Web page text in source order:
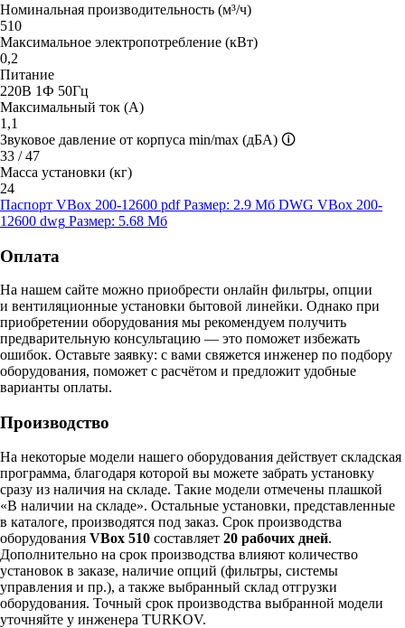
Номинальная производительность (м³/ч)
510
Максимальное электропотребление (кВт)
0,2
Питание
220В 1Ф 50Гц
Максимальный ток (А)
1,1
Звуковое давление от корпуса min/max (дБА) 🛈
33 / 47
Масса установки (кг)
24
Паспорт VBox 200-12600 pdf Размер: 2.9 Мб DWG VBox 200-
12600 dwg Размер: 5.68 Мб
Оплата
На нашем сайте можно приобрести онлайн фильтры, опции
и вентиляционные установки бытовой линейки. Однако при
приобретении оборудования мы рекомендуем получить
предварительную консультацию — это поможет избежать
ошибок. Оставьте заявку: с вами свяжется инженер по подбору
оборудования, поможет с расчётом и предложит удобные
варианты оплаты.
Производство
На некоторые модели нашего оборудования действует складская
программа, благодаря которой вы можете забрать установку
сразу из наличия на складе. Такие модели отмечены плашкой
«В наличии на складе». Остальные установки, представленные
в каталоге, производятся под заказ. Срок производства
оборудования VBox 510 составляет 20 рабочих дней.
Дополнительно на срок производства влияют количество
установок в заказе, наличие опций (фильтры, системы
управления и пр.), а также выбранный склад отгрузки
оборудования. Точный срок производства выбранной модели
уточняйте у инженера TURKOV.